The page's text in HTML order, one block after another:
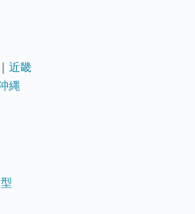
｜ 近畿
縄